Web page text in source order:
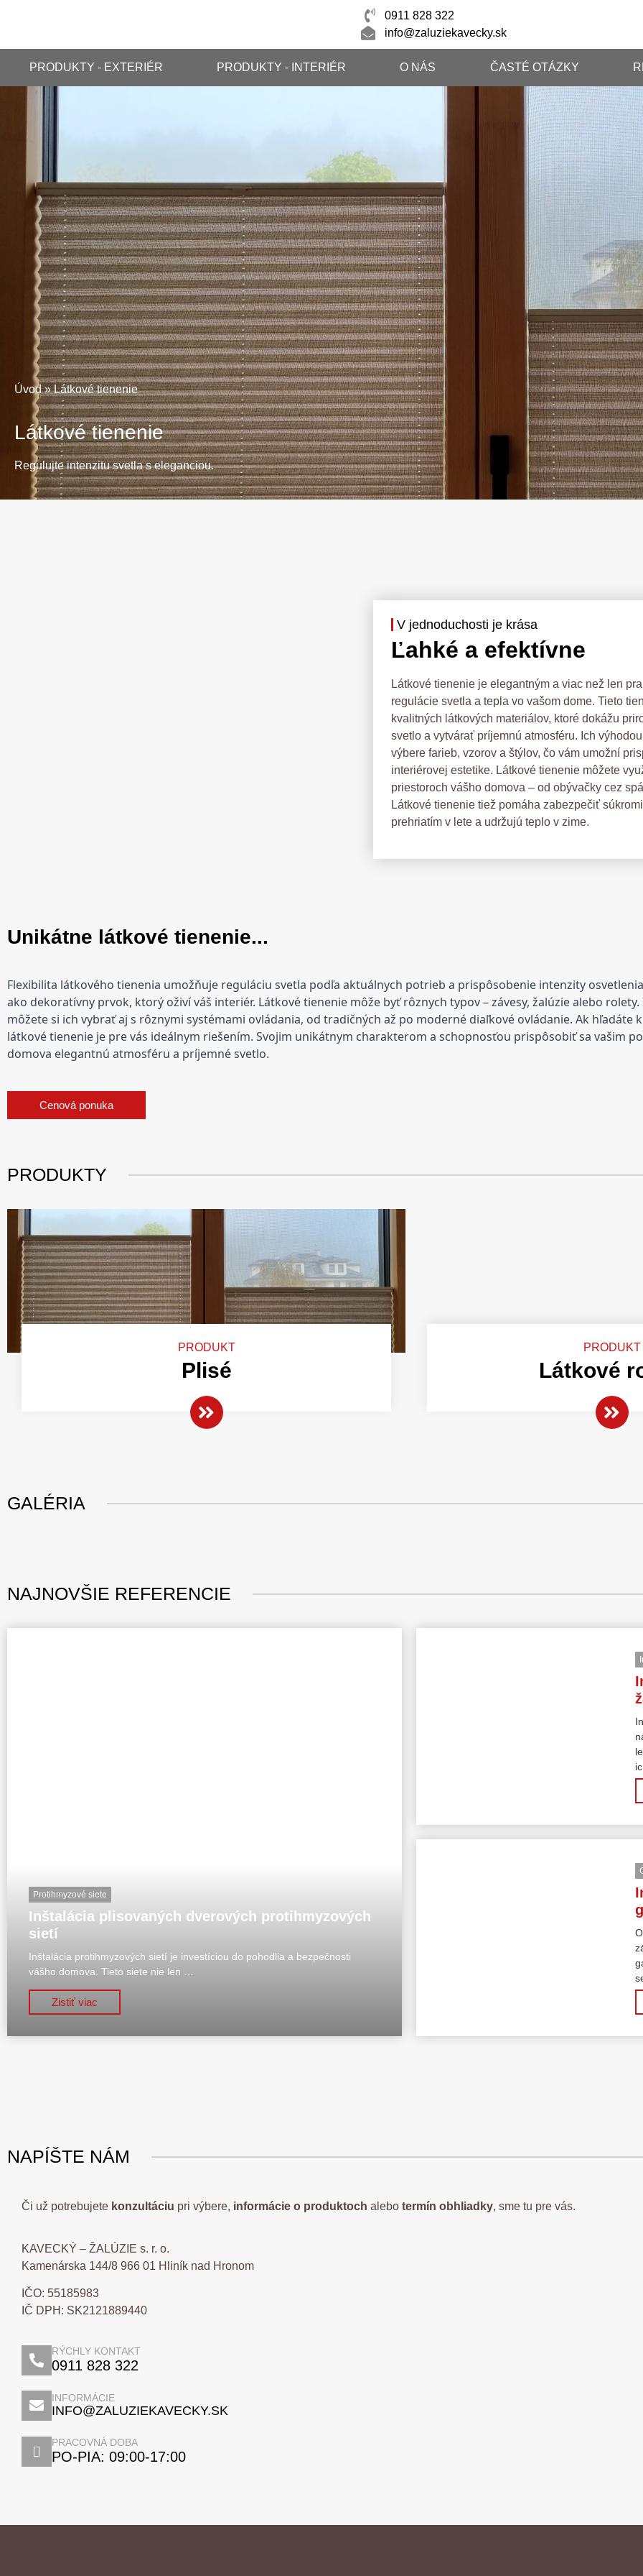
0911 828 322
info@zaluziekavecky.sk
PRODUKTY - EXTERIÉR PRODUKTY - INTERIÉR O NÁS ČASTÉ OTÁZKY
Úvod»Látkové tienenie
Látkové tienenie
Regulujte intenzitu svetla s eleganciou.
V jednoduchosti je krása
Ľahké a efektívne
Látkové tienenie je elegantným a viac než len
regulácie svetla a tepla vo vašom dome. Tieto
kvalitných látkových materiálov, ktoré dokážu
svetlo a vytvárať príjemnú atmosféru. Ich
výbere farieb, vzorov a štýlov, čo vám umožní
interiérovej estetike. Látkové tienenie môžete
priestoroch vášho domova – od obývačky cez
Látkové tienenie tiež pomáha zabezpečiť
prehriatím v lete a udržujú teplo v zime.
Unikátne látkové tienenie...
Flexibilita látkového tienenia umožňuje reguláciu svetla podľa aktuálnych potrieb a prispôsobenie intenzity
ako dekoratívny prvok, ktorý oživí váš interiér. Látkové tienenie môže byť rôznych typov – závesy, žalúzie alebo
môžete si ich vybrať aj s rôznymi systémami ovládania, od tradičných až po moderné diaľkové ovládanie. Ak hľadáte
látkové tienenie je pre vás ideálnym riešením. Svojim unikátnym charakterom a schopnosťou prispôsobiť sa vašim
domova elegantnú atmosféru a príjemné svetlo.
Cenová ponuka
PRODUKTY
PRODUKT
Plisé
PRODUKT
Látkové
GALÉRIA
NAJNOVŠIE REFERENCIE
Protihmyzové siete
Inštalácia plisovaných dverových protihmyzových
sietí
Inštalácia protihmyzových sietí je investíciou do pohodlia a bezpečnosti
vášho domova. Tieto siete nie len …
Zistiť viac
NAPÍŠTE NÁM
Či už potrebujete konzultáciu pri výbere, informácie o produktoch alebo termín obhliadky, sme tu pre vás.
KAVECKÝ – ŽALÚZIE s. r. o.
Kamenárska 144/8 966 01 Hliník nad Hronom
IČO: 55185983
IČ DPH: SK2121889440
RÝCHLY KONTAKT
0911 828 322
INFORMÁCIE
INFO@ZALUZIEKAVECKY.SK
PRACOVNÁ DOBA
PO-PIA: 09:00-17:00